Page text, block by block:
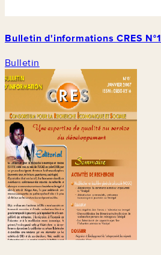
Bulletin d'informations CRES
Bulletin